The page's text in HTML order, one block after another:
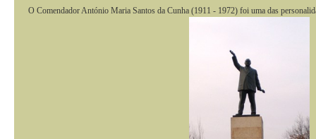
O Comendador António Maria Santos da Cunha (1911 - 1972) foi uma das